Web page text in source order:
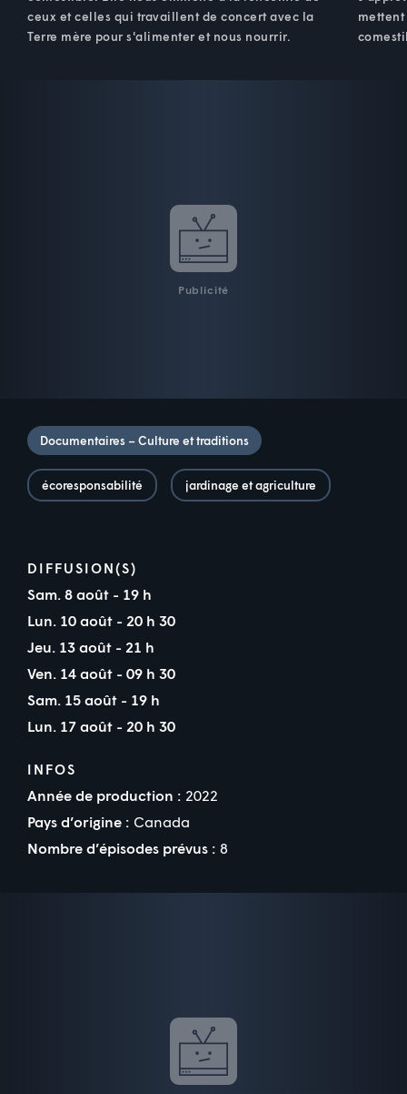
ceux et celles qui travaillent de concert avec la
Terre mère pour s'alimenter et nous nourrir.
Publicité
Documentaires – Culture et traditions
écoresponsabilité jardinage et agriculture
DIFFUSION(S)
Sam. 8 août - 19 h
Lun. 10 août - 20 h 30
Jeu. 13 août - 21 h
Ven. 14 août - 09 h 30
Sam. 15 août - 19 h
Lun. 17 août - 20 h 30
INFOS
Année de production : 2022
Pays d’origine : Canada
Nombre d’épisodes prévus : 8